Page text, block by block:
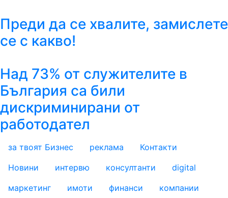
Преди да се хвалите, замислете
се с какво!
Над 73% от служителите в
България са били
дискриминирани от
работодател
за твоят Бизнес реклама Контакти
footer_statii
Новини интервю консултанти
digital
маркетинг
имоти финанси компании